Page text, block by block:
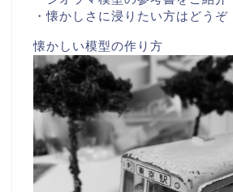
・懐かしさに浸りたい方はどうぞ
懐かしい模型の作り方